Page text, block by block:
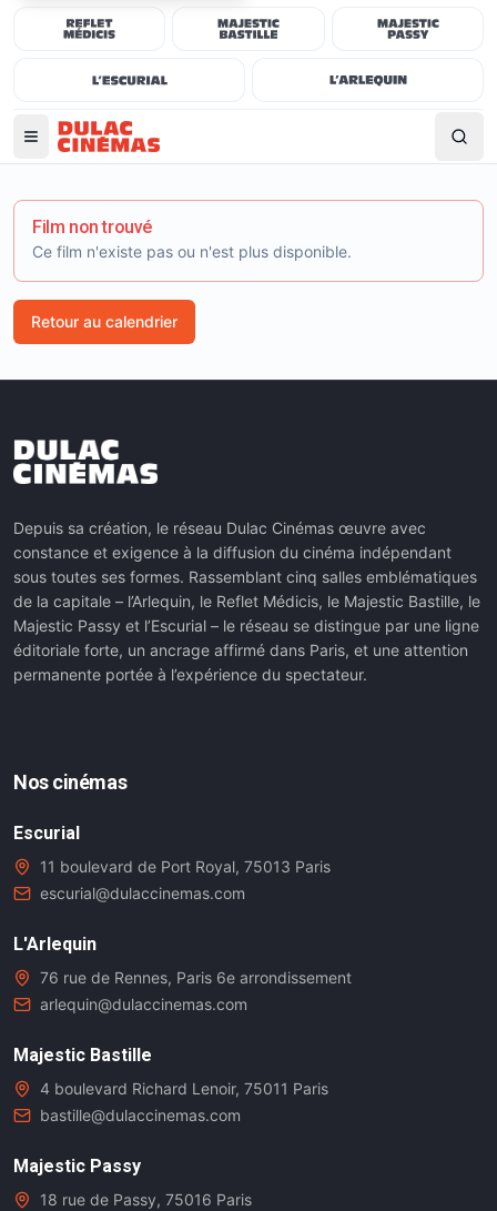
Film non trouvé
Ce film n'existe pas ou n'est plus disponible.
Retour au calendrier
Depuis sa création, le réseau Dulac Cinémas œuvre avec
constance et exigence à la diffusion du cinéma indépendant
sous toutes ses formes. Rassemblant cinq salles emblématiques
de la capitale – l’Arlequin, le Reflet Médicis, le Majestic Bastille, le
Majestic Passy et l’Escurial – le réseau se distingue par une ligne
éditoriale forte, un ancrage affirmé dans Paris, et une attention
permanente portée à l’expérience du spectateur.
Nos cinémas
Escurial
11 boulevard de Port Royal, 75013 Paris
escurial@dulaccinemas.com
L'Arlequin
76 rue de Rennes, Paris 6e arrondissement
arlequin@dulaccinemas.com
Majestic Bastille
4 boulevard Richard Lenoir, 75011 Paris
bastille@dulaccinemas.com
Majestic Passy
18 rue de Passy, 75016 Paris